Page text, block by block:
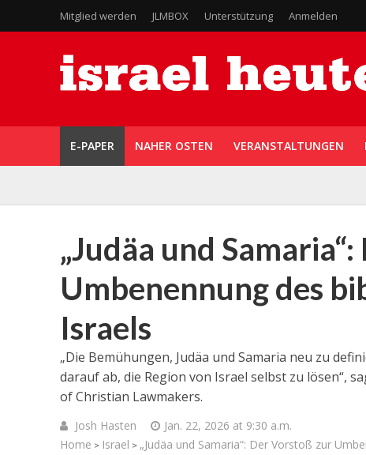
Mitglied werden JLMBOX Unterstützung Anmelden
E-PAPER NAHER OSTEN VERANSTALTUNGEN
„Judäa und
Umbenennung des
Israels
„Die Bemühungen, Judäa und Samaria neu zu
darauf ab, die Region von Israel selbst zu lösen“,
of Christian Lawmakers.
Josh Hasten
Jan. 22, 2026 at 9:30 a.m.
Home > Israel > „Judäa und Samaria“: Der Vorstoß zur